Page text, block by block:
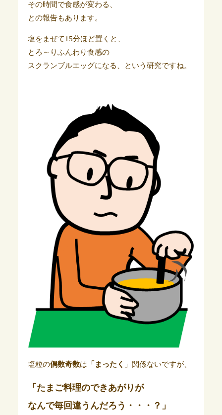
その時間で食感が変わる、
との報告もあります。
塩をまぜて15分ほど置くと、
とろ～りふんわり食感の
スクランブルエッグになる、という研究ですね。
塩粒の偶数奇数は 「まったく 」関係ないですが、
「たまご料理のできあがりが
なんで毎回違うんだろう・・・？」